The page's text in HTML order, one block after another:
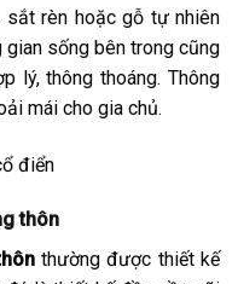
rèn hoặc gỗ tự nhiên
gian sống bên trong cũng
lý, thông thoáng. Thông
mái cho gia chủ.
thôn
thường được thiết kế